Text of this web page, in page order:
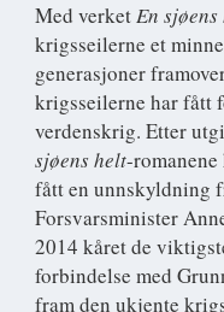
Med verketEn
krigsseilerne et
generasjoner
krigsseilerne har fått
verdenskrig. Etter
sjøens helt-
fått en unnskyldning
Forsvarsminister
2014 kåret de
forbindelse med
fram den ukjente